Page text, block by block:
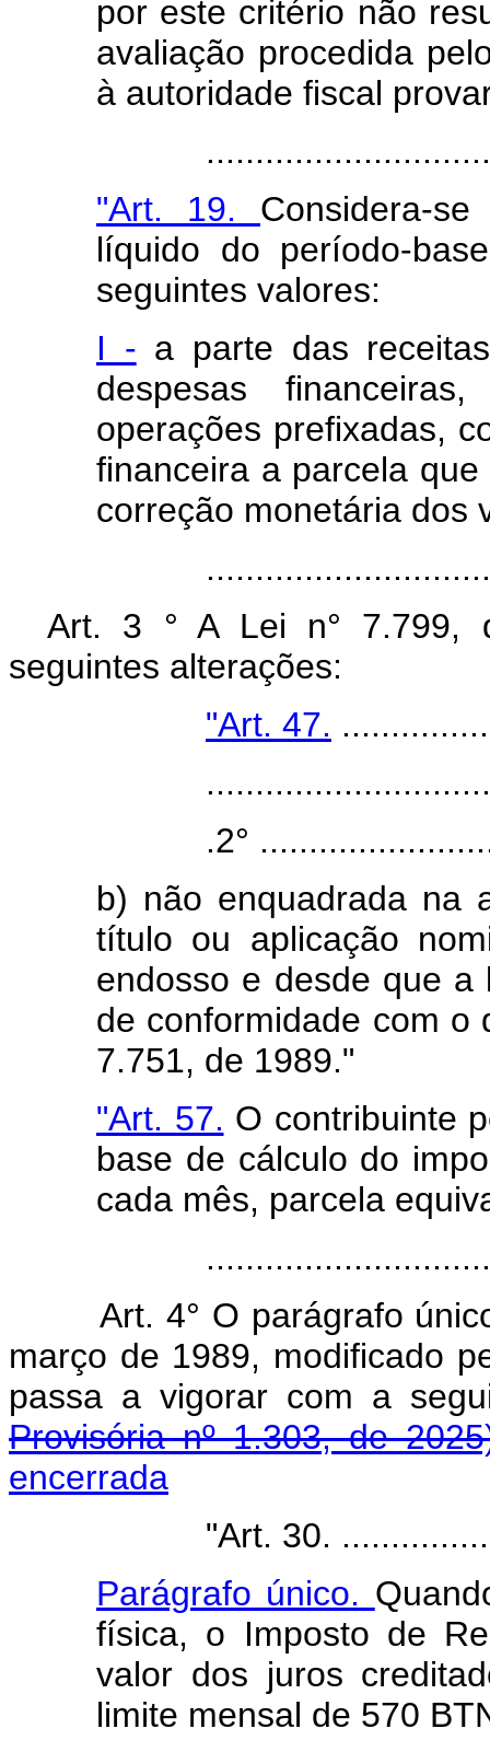
por este critério não
avaliação procedida
à autoridade fiscal
"Art. 19. Considera-
líquido do período-
seguintes valores:
I - a parte das
despesas
operações prefixadas,
financeira a parcela
correção monetária dos
Art. 3 ° A Lei n° 7.799,
seguintes alterações:
"Art. 47.
.2°
b) não enquadrada na
título ou aplicação
endosso e desde que a
de conformidade com o
7.751, de 1989."
"Art. 57. O contribuinte
base de cálculo do
cada mês, parcela
Art. 4° O parágrafo
março de 1989, modificado
passa a vigorar com a
Provisória nº 1.303, de
encerrada
"Art. 30.
Parágrafo único.
física, o Imposto de
valor dos juros
limite mensal de 570